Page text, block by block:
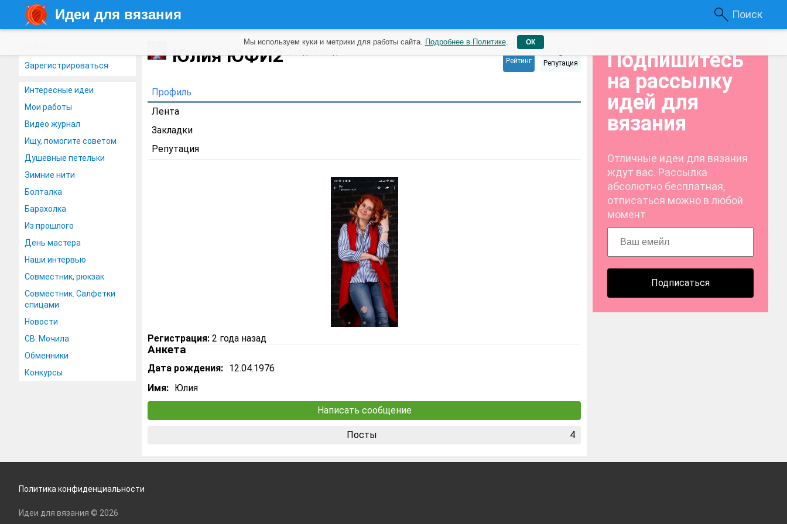
Идеи для вязания Поиск
Зарегистрироваться
Интересные идеи
Мои работы
Видео журнал
Ищу, помогите советом
Душевные петельки
Зимние нити
Болталка
Барахолка
Из прошлого
День мастера
Наши интервью
Совместник, рюкзак
Совместник. Салфетки
спицами
Новости
СВ. Мочила
Обменники
Конкурсы
Юлия ЮФИ2 205
Рейтинг
0
Репутация
Профиль
Лента
Закладки
Репутация
Регистрация: 2 года назад
Анкета
Дата рождения: 12.04.1976
Имя: Юлия
Написать сообщение
Посты 4
Подпишитесь
на рассылку
идей для
вязания
Отличные идеи для вязания
ждут вас. Рассылка
абсолютно бесплатная,
отписаться можно в любой
момент
Подписаться
Мы используем куки и метрики для работы сайта. Подробнее в Политике. ОК
Политика конфиденциальности
Идеи для вязания © 2026